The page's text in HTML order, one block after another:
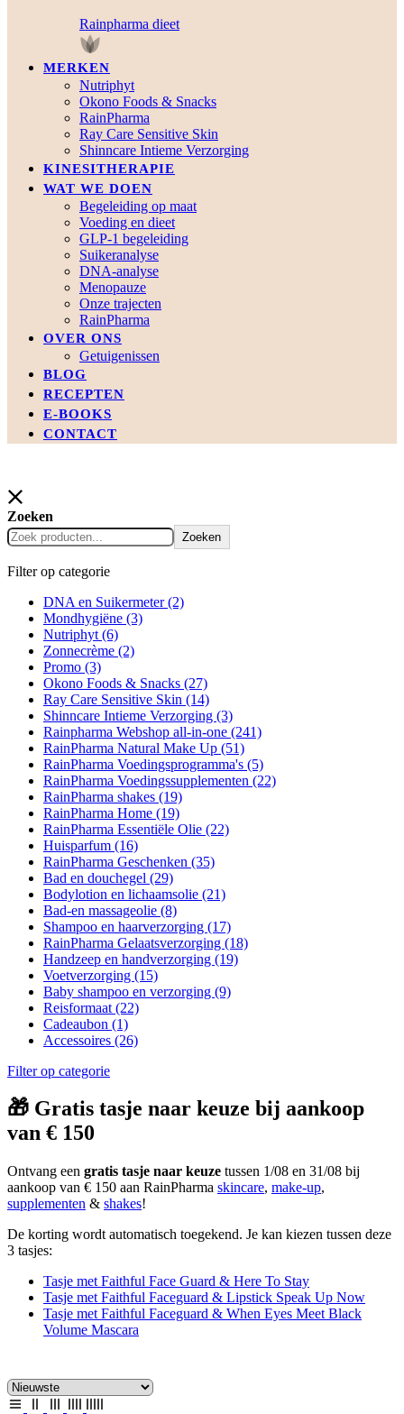
Rainpharma dieet
MERKEN
Nutriphyt
Okono Foods & Snacks
RainPharma
Ray Care Sensitive Skin
Shinncare Intieme Verzorging
KINESITHERAPIE
WAT WE DOEN
Begeleiding op maat
Voeding en dieet
GLP-1 begeleiding
Suikeranalyse
DNA-analyse
Menopauze
Onze trajecten
RainPharma
OVER ONS
Getuigenissen
BLOG
RECEPTEN
E-BOOKS
CONTACT
Zoeken
Zoeken
Filter op categorie
DNA en Suikermeter(2)
Mondhygiëne (3)
Nutriphyt (6)
Zonnecrème (2)
Promo (3)
Okono Foods & Snacks (27)
Ray Care Sensitive Skin (14)
Shinncare Intieme Verzorging (3)
Rainpharma Webshop all-in-one (241)
RainPharma Natural Make Up (51)
RainPharma Voedingsprogramma's (5)
RainPharma Voedingssupplementen (22)
RainPharma shakes (19)
RainPharma Home (19)
RainPharma Essentiële Olie (22)
Huisparfum (16)
RainPharma Geschenken (35)
Bad en douchegel (29)
Bodylotion en lichaamsolie (21)
Bad-en massageolie (8)
Shampoo en haarverzorging (17)
RainPharma Gelaatsverzorging (18)
Handzeep en handverzorging (19)
Voetverzorging (15)
Baby shampoo en verzorging (9)
Reisformaat (22)
Cadeaubon (1)
Accessoires (26)
Filter op categorie
🎁 Gratis tasje naar keuze bij aankoop
van € 150
Ontvang een gratis tasje naar keuze tussen 1/08 en 31/08 bij
aankoop van € 150 aan RainPharma skincare, make-up,
supplementen & shakes!
De korting wordt automatisch toegekend. Je kan kiezen tussen deze
3 tasjes:
Tasje met Faithful Face Guard & Here To Stay
Tasje met Faithful Faceguard & Lipstick Speak Up Now
Tasje met Faithful Faceguard & When Eyes Meet Black
Volume Mascara